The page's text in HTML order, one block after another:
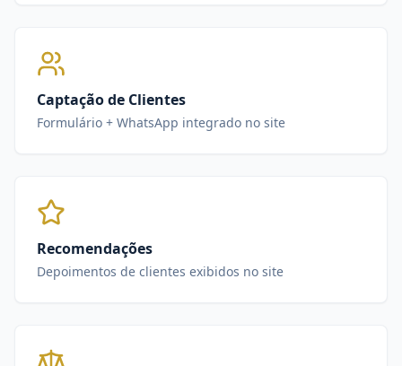
Captação de Clientes
Formulário + WhatsApp integrado no site
Recomendações
Depoimentos de clientes exibidos no site